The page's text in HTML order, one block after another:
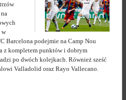
w
Barcelona podejmie na Camp Nou
z kompletem punktów i dobrym
po dwóch kolejkach. Również sześć
Valladolid oraz Rayo Vallecano.